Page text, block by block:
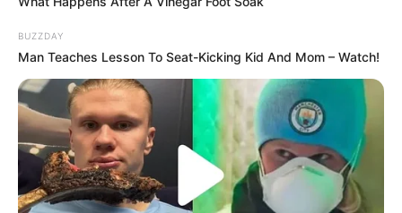
BUZZDAY
Man Teaches Lesson To Seat-Kicking Kid And Mom – Watch!